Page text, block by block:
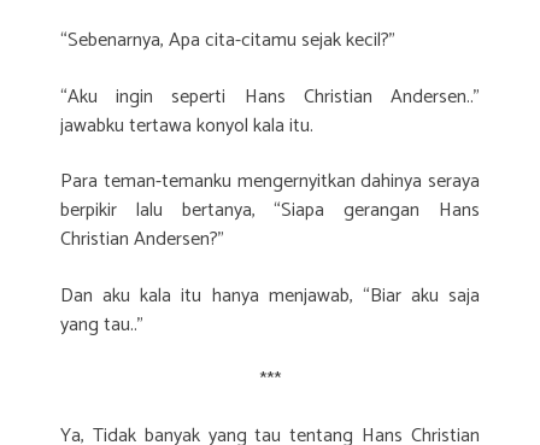
“Sebenarnya, Apa cita-citamu sejak kecil?”
“Aku ingin seperti Hans Christian Andersen..”
jawabku tertawa konyol kala itu.
Para teman-temanku mengernyitkan dahinya seraya
berpikir lalu bertanya, “Siapa gerangan Hans
Christian Andersen?”
Dan aku kala itu hanya menjawab, “Biar aku saja
yang tau..”
***
Ya, Tidak banyak yang tau tentang Hans Christian